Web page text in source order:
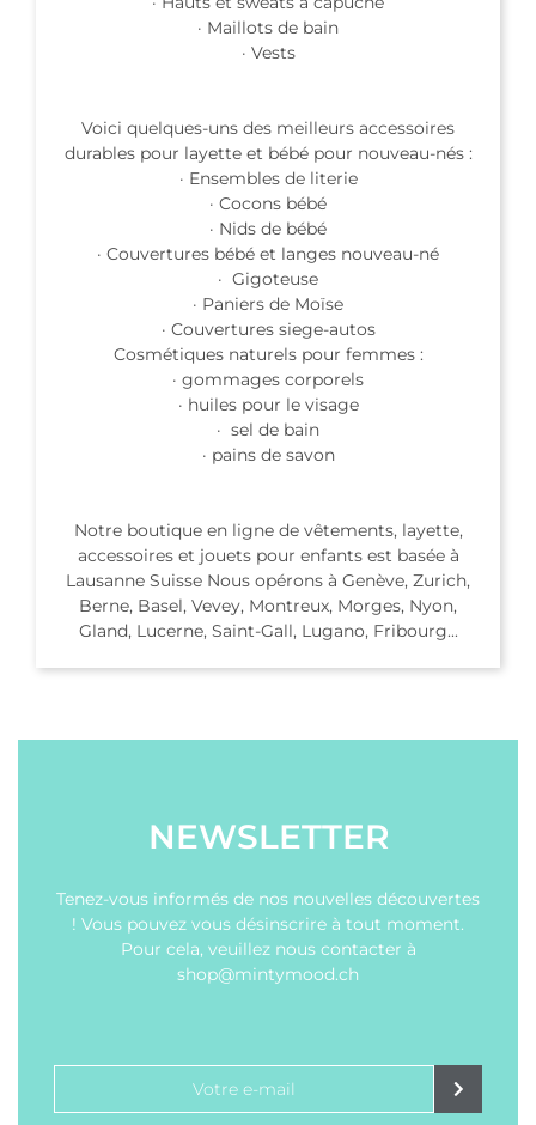
· Maillots de bain
· Vests
Voici quelques-uns des meilleurs accessoires
durables pour layette et bébé pour nouveau-nés :
· Ensembles de literie
· Cocons bébé
· Nids de bébé
· Couvertures bébé et langes nouveau-né
· Gigoteuse
· Paniers de Moïse
· Couvertures siege-autos
Cosmétiques naturels pour femmes :
· gommages corporels
· huiles pour le visage
· sel de bain
· pains de savon
Notre boutique en ligne de vêtements, layette,
accessoires et jouets pour enfants est basée à
Lausanne Suisse Nous opérons à Genève, Zurich,
Berne, Basel, Vevey, Montreux, Morges, Nyon,
Gland, Lucerne, Saint-Gall, Lugano, Fribourg...
NEWSLETTER
Tenez-vous informés de nos nouvelles découvertes
! Vous pouvez vous désinscrire à tout moment.
Pour cela, veuillez nous contacter à
shop@mintymood.ch